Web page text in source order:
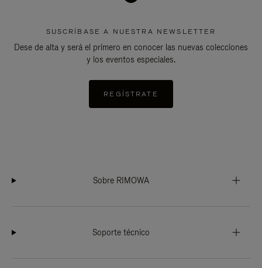
SUSCRÍBASE A NUESTRA NEWSLETTER
Dese de alta y será el primero en conocer las nuevas colecciones
y los eventos especiales.
REGÍSTRATE
Sobre RIMOWA
Soporte técnico